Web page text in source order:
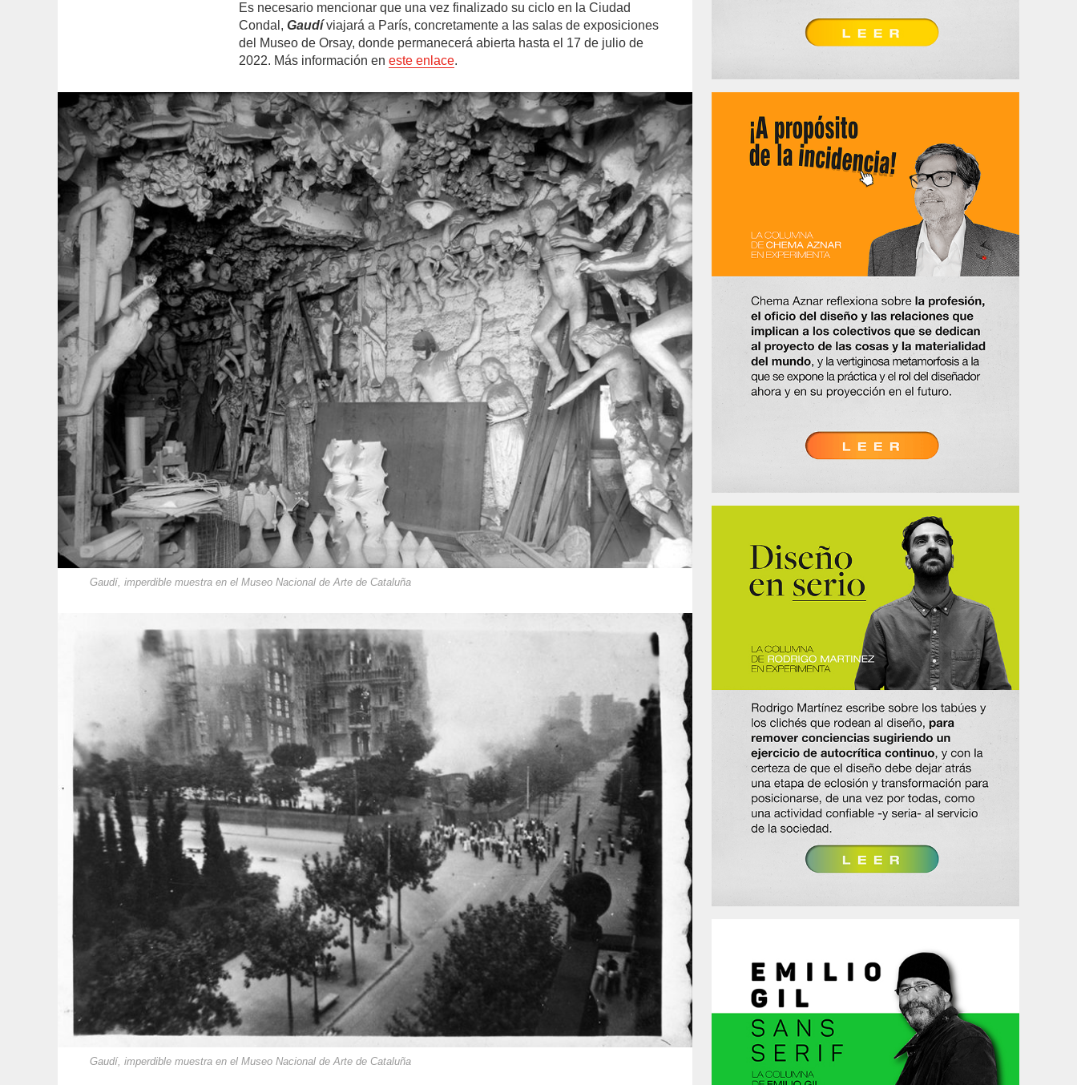
Es necesario mencionar que una vez finalizado su ciclo en la Ciudad
Condal,Gaudíviajará a París, concretamente a las salas de exposiciones
del Museo de Orsay, donde permanecerá abierta hasta el 17 de julio de
2022. Más información eneste enlace.
Gaudí, imperdible muestra en el Museo Nacional de Arte de Cataluña
Gaudí, imperdible muestra en el Museo Nacional de Arte de Cataluña